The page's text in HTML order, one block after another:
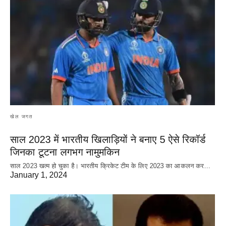
खेल जगत
साल 2023 में भारतीय खिलाड़ियों ने बनाए 5 ऐसे रिकॉर्ड
जिनका टूटना लगभग नामुमकिन
साल 2023 खत्म हो चुका है। भारतीय क्रिकेट‌ टीम के लिए 2023 का आकलन कर…
January 1, 2024